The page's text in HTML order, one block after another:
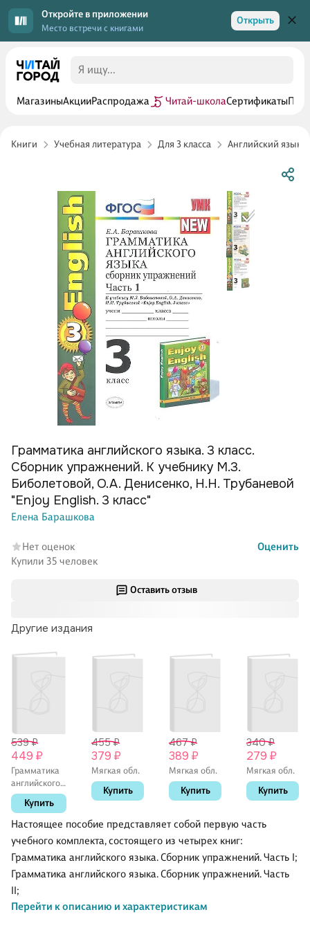
Откройте в приложении
Место встречи с книгами
Открыть
МагазиныАкцииРаспродажа Читай-школаСертификаты
Книги Учебная литература Для 3 класса Английский язык 3
Оставить отзыв
Настоящее пособие представляет собой первую часть
учебного комплекта, состоящего из четырех книг:
Грамматика английского языка. Сборник упражнений. Часть I;
Грамматика английского языка. Сборник упражнений. Часть
II;
Грамматика английского языка. Книга для родителей;
Перейти к описанию и характеристикам
Другие издания
539 ₽
449 ₽
Грамматика
английского
языка.
Сборник
упражнений.
класс. К
учебнику И.Н.
Верещагиной,
Т.А.
Притыкиной
"Английский
Купить
455 ₽
379 ₽
Мягкая обл.
Купить
467 ₽
389 ₽
Мягкая обл.
Купить
340 ₽
279 ₽
Мягкая обл.
Купить
Грамматика английского языка. 3 класс.
Сборник упражнений. К учебнику М.З.
Биболетовой, О.А. Денисенко, Н.Н. Трубаневой
"Enjoy English. 3 класс"
Елена Барашкова
Нет оценок
Оценить
Купили 35 человек